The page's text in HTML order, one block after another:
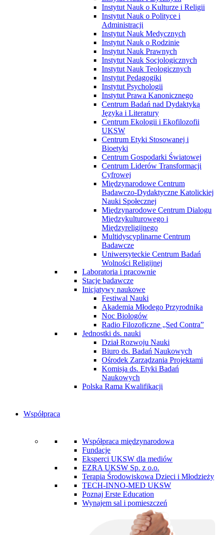
Instytut Nauk o Kulturze i Religii
Instytut Nauk o Polityce i
Administracji
Instytut Nauk Medycznych
Instytut Nauk o Rodzinie
Instytut Nauk Prawnych
Instytut Nauk Socjologicznych
Instytut Nauk Teologicznych
Instytut Pedagogiki
Instytut Psychologii
Instytut Prawa Kanonicznego
Centrum Badań nad Dydaktyką
Języka i Literatury
Centrum Ekologii i Ekofilozofii
UKSW
Centrum Etyki Stosowanej i
Bioetyki
Centrum Gospodarki Światowej
Centrum Liderów Transformacji
Cyfrowej
Międzynarodowe Centrum
Badawczo-Dydaktyczne Katolickiej
Nauki Społecznej
Międzynarodowe Centrum Dialogu
Międzykulturowego i
Międzyreligijnego
Multidyscyplinarne Centrum
Badawcze
Uniwersyteckie Centrum Badań
Wolności Religijnej
Laboratoria i pracownie
Stacje badawcze
Inicjatywy naukowe
Festiwal Nauki
Akademia Młodego Przyrodnika
Noc Biologów
Radio Filozoficzne „Sed Contra”
Jednostki ds. nauki
Dział Rozwoju Nauki
Biuro ds. Badań Naukowych
Ośrodek Zarządzania Projektami
Komisja ds. Etyki Badań
Naukowych
Polska Rama Kwalifikacji
Współpraca
Współpraca międzynarodowa
Fundacje
Eksperci UKSW dla mediów
EZRA UKSW Sp. z o.o.
Terapia Środowiskowa Dzieci i Młodzieży
TECH-INNO-MED UKSW
Poznaj Erste Education
Wynajem sal i pomieszczeń